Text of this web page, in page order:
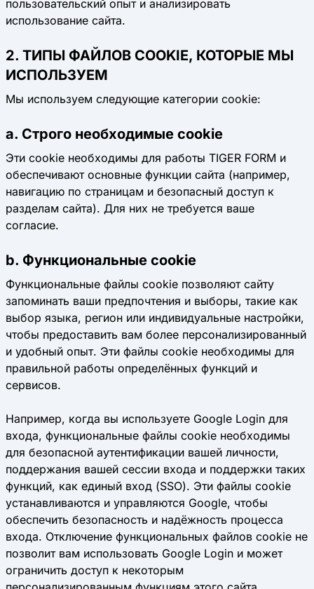
пользовательский опыт и анализировать
использование сайта.
2. ТИПЫ ФАЙЛОВ COOKIE, КОТОРЫЕ МЫ
ИСПОЛЬЗУЕМ
Мы используем следующие категории cookie:
a. Строго необходимые cookie
Эти cookie необходимы для работы TIGER FORM и
обеспечивают основные функции сайта (например,
навигацию по страницам и безопасный доступ к
разделам сайта). Для них не требуется ваше
согласие.
b. Функциональные cookie
Функциональные файлы cookie позволяют сайту
запоминать ваши предпочтения и выборы, такие как
выбор языка, регион или индивидуальные настройки,
чтобы предоставить вам более персонализированный
и удобный опыт. Эти файлы cookie необходимы для
правильной работы определённых функций и
сервисов.
Например, когда вы используете Google Login для
входа, функциональные файлы cookie необходимы
для безопасной аутентификации вашей личности,
поддержания вашей сессии входа и поддержки таких
функций, как единый вход (SSO). Эти файлы cookie
устанавливаются и управляются Google, чтобы
обеспечить безопасность и надёжность процесса
входа. Отключение функциональных файлов cookie не
позволит вам использовать Google Login и может
ограничить доступ к некоторым